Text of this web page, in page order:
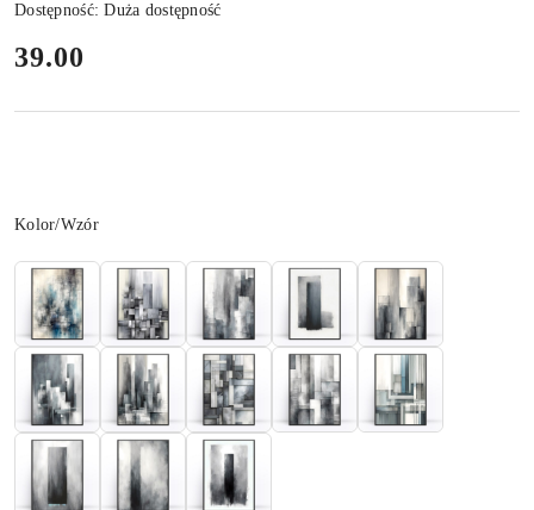
Dostępność:Duża dostępność
cena:
39.00
Wariant
Kolor/Wzór